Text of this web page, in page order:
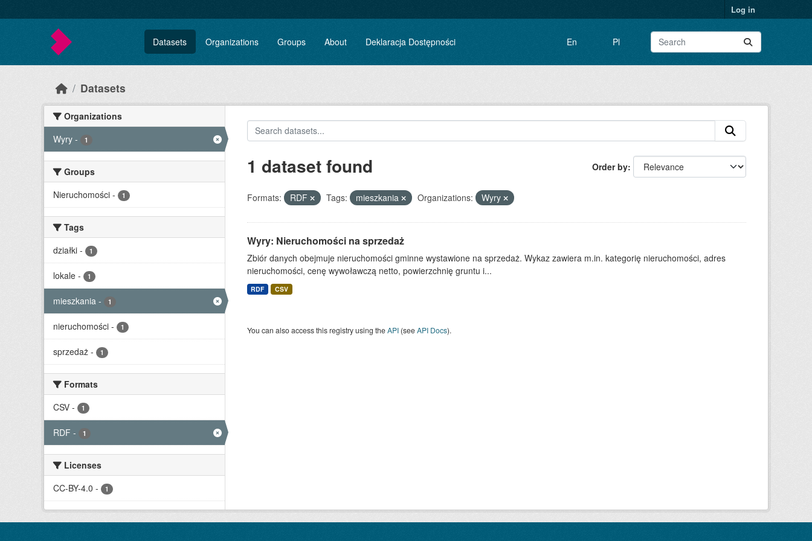
Log in
Datasets Organizations Groups About Deklaracja Dostępności En Pl
Datasets
Organizations
Wyry - 1
Groups
Nieruchomości - 1
Tags
działki - 1
lokale - 1
mieszkania - 1
nieruchomości - 1
sprzedaż - 1
Formats
CSV - 1
RDF - 1
Licenses
CC-BY-4.0 - 1
Order by
1 dataset found
Formats: RDF Tags: mieszkania Organizations: Wyry
Wyry: Nieruchomości na sprzedaż
Zbiór danych obejmuje nieruchomości gminne wystawione na sprzedaż. Wykaz zawiera m.in. kategorię nieruchomości, adres
nieruchomości, cenę wywoławczą netto, powierzchnię gruntu i...
RDF CSV
You can also access this registry using theAPI(seeAPI Docs).